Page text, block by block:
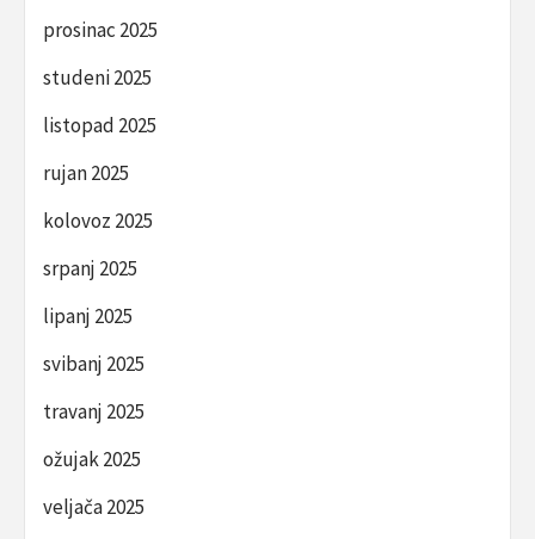
prosinac 2025
studeni 2025
listopad 2025
rujan 2025
kolovoz 2025
srpanj 2025
lipanj 2025
svibanj 2025
travanj 2025
ožujak 2025
veljača 2025